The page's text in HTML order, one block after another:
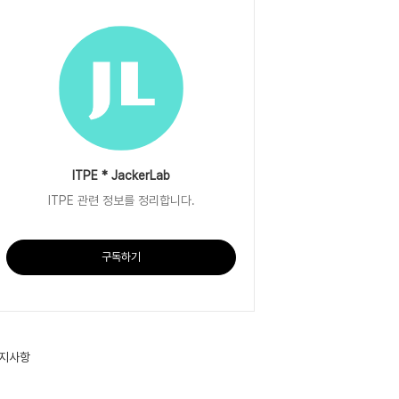
ITPE * JackerLab
ITPE 관련 정보를 정리합니다.
구독하기
사항